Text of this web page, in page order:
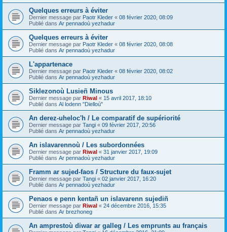
Quelques erreurs à éviter
Dernier message par Paotr Kleder « 08 février 2020, 08:09
Publié dans Ar pennadoù yezhadur
Quelques erreurs à éviter
Dernier message par Paotr Kleder « 08 février 2020, 08:08
Publié dans Ar pennadoù yezhadur
L'appartenace
Dernier message par Paotr Kleder « 08 février 2020, 08:02
Publié dans Ar pennadoù yezhadur
Siklezonoù Lusieñ Minous
Dernier message par Riwal « 15 avril 2017, 18:10
Publié dans Al lodenn "Dielloù"
An derez-uheloc'h / Le comparatif de supériorité
Dernier message par Tangi « 09 février 2017, 20:56
Publié dans Ar pennadoù yezhadur
An islavarennoù / Les subordonnées
Dernier message par Riwal « 31 janvier 2017, 19:09
Publié dans Ar pennadoù yezhadur
Framm ar sujed-faos / Structure du faux-sujet
Dernier message par Tangi « 02 janvier 2017, 16:20
Publié dans Ar pennadoù yezhadur
Penaos e penn kentañ un islavarenn sujediñ
Dernier message par Riwal « 24 décembre 2016, 15:35
Publié dans Ar brezhoneg
An amprestoù diwar ar galleg / Les emprunts au français